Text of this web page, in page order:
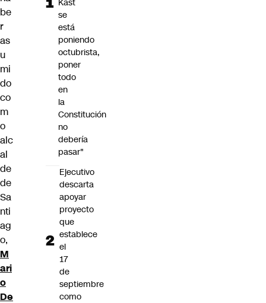
be
r
as
u
mi
do
co
m
o
alc
al
de
de
Sa
nti
ag
o,
M
ari
o
De
Kast
se
está
poniendo
octubrista,
poner
todo
en
la
Constitución
no
debería
pasar"
Ejecutivo
descarta
apoyar
proyecto
que
establece
el
17
de
septiembre
como